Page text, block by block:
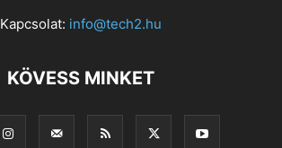
Kapcsolat: info@tech2.hu
KÖVESS MINKET